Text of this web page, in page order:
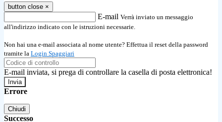
button close ×
E-mail Verrà inviato un messaggio
all'indirizzo indicato con le istruzioni necessarie.
Non hai una e-mail associata al nome utente? Effettua il reset della password
tramite la Login Spaggiari
E-mail inviata, si prega di controllare la casella di posta elettronica!
Errore
Chiudi
Successo